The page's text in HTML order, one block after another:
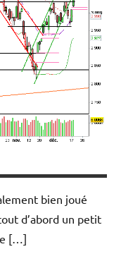
bien joué
d’abord un petit
[…]